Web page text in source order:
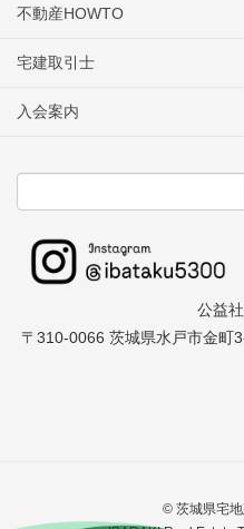
不動産HOWTO
宅建取引士
入会案内
公益
〒310-0066 茨城県水戸市金町
© 茨城県宅